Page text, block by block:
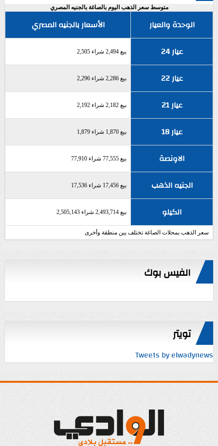
متوسط سعر الذهب اليوم بالصاغة بالجنيه المصري
الوحدة والعيار
الأسعار بالجنيه المصري
عيار 24
بيع 2,494 شراء 2,505
عيار 22 بيع 2,286 شراء 2,296
عيار 21 بيع 2,182 شراء 2,192
عيار 18 بيع 1,870 شراء 1,879
الاونصة بيع 77,555 شراء 77,910
الجنيه الذهب بيع 17,456 شراء 17,536
الكيلو بيع 2,493,714 شراء 2,505,143
سعر الذهب بمحلات الصاغة تختلف بين منطقة وأخرى
الفيس بوك
تويتر
Tweets by elwadynews